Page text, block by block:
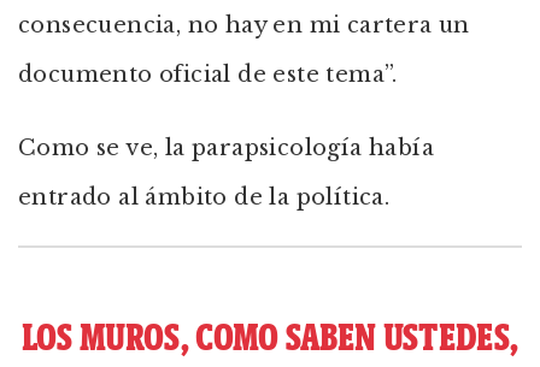
consecuencia, no hay en mi cartera un
documento oficial de este tema”.
Como se ve, la parapsicología había
entrado al ámbito de la política.
LOS MUROS, COMO SABEN USTEDES,